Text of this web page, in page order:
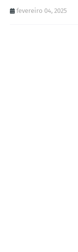
fevereiro 04, 2025